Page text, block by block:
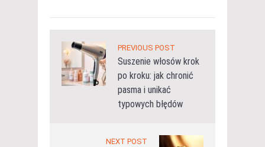
PREVIOUS POST
Suszenie włosów krok
po kroku: jak chronić
pasma i unikać
typowych błędów
NEXT POST